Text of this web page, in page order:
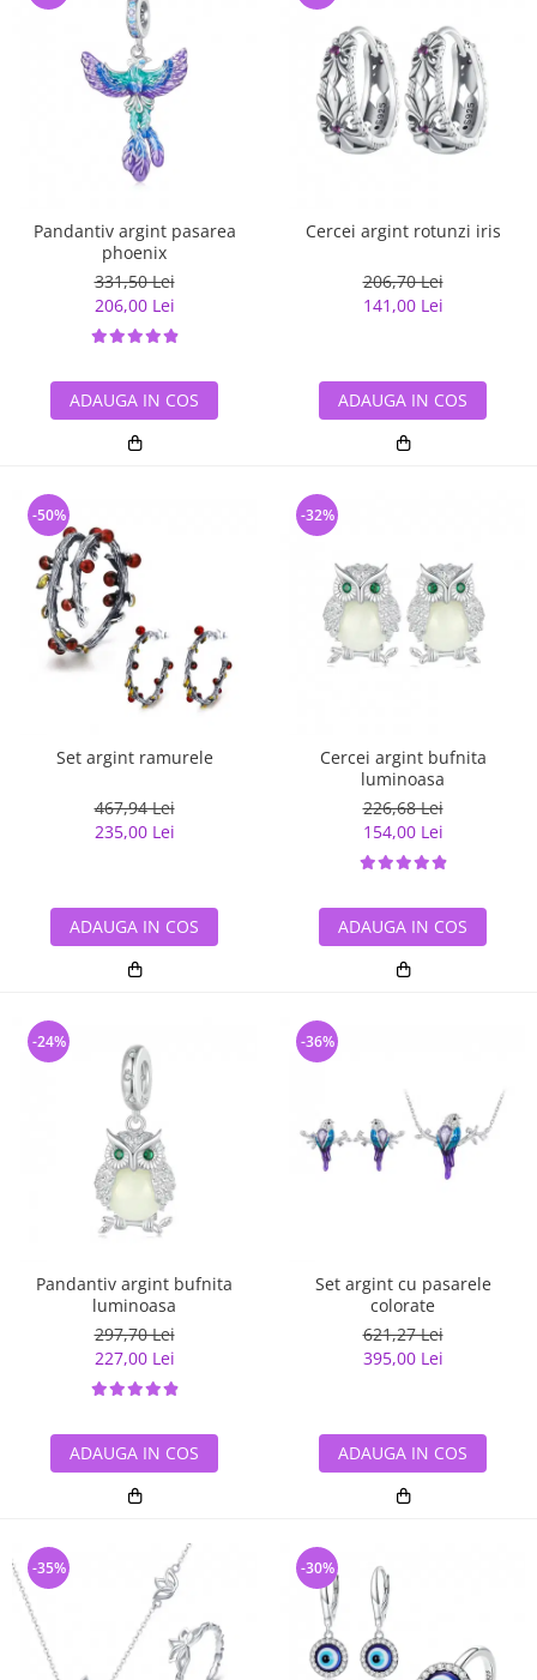
Pandantiv argint pasarea
phoenix
331,50 Lei
206,00 Lei
ADAUGA IN COS
Cercei argint rotunzi iris
206,70 Lei
141,00 Lei
ADAUGA IN COS
Set argint ramurele
467,94 Lei
235,00 Lei
-50%
ADAUGA IN COS
Cercei argint bufnita
luminoasa
226,68 Lei
154,00 Lei
-32%
ADAUGA IN COS
Pandantiv argint bufnita
luminoasa
297,70 Lei
227,00 Lei
-24%
ADAUGA IN COS
Set argint cu pasarele
colorate
621,27 Lei
395,00 Lei
-36%
ADAUGA IN COS
-35% -30%